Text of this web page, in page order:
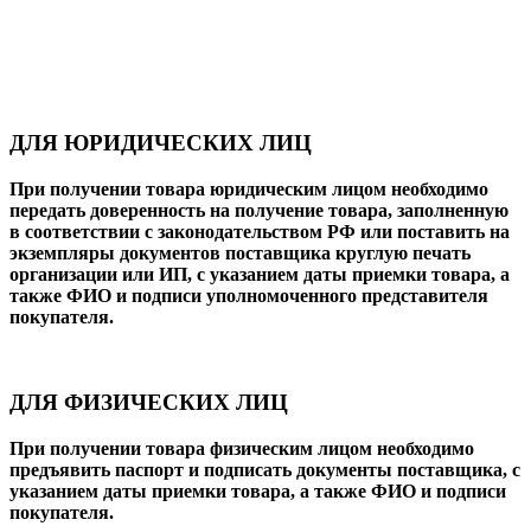
ДЛЯ ЮРИДИЧЕСКИХ ЛИЦ
При получении товара юридическим лицом необходимо
передать доверенность на получение товара, заполненную
в соответствии с законодательством РФ или поставить на
экземпляры документов поставщика круглую печать
организации или ИП, с указанием даты приемки товара, а
также ФИО и подписи уполномоченного представителя
покупателя.
ДЛЯ ФИЗИЧЕСКИХ ЛИЦ
При получении товара физическим лицом необходимо
предъявить паспорт и подписать документы поставщика, с
указанием даты приемки товара, а также ФИО и подписи
покупателя.